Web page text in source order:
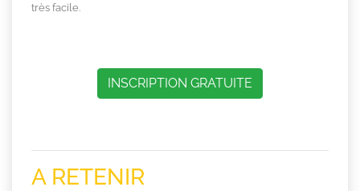
très facile.
INSCRIPTION GRATUITE
A RETENIR